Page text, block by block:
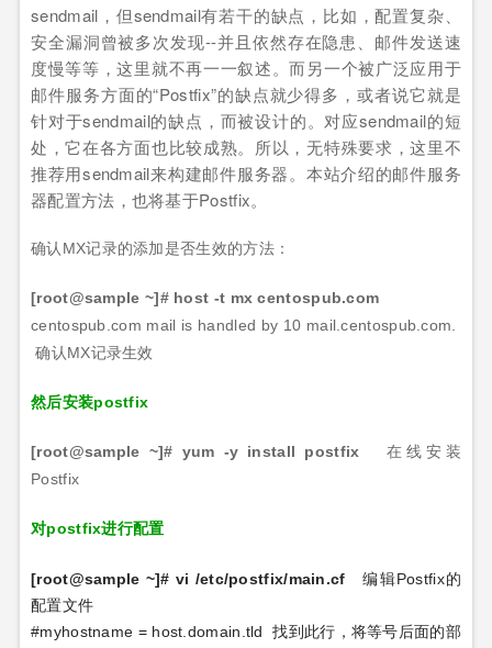
sendmail ，但sendmail有若干的缺点，比如，配置复杂、
安全漏洞曾被多次发现--并且依然存在隐患、邮件发送速
度慢等等，这里就不再一一叙述。而另一个被广泛应用于
邮件服务方面的“Postfix”的缺点就少得多，或者说它就是
针对于sendmail的缺点，而被设计的。对应sendmail的短
处，它在各方面也比较成熟。所以，无特殊要求，这里不
推荐用sendmail来构建邮件服务器。本站介绍的邮件服务
器配置方法，也将基于Postfix。
确认 MX记录的添加是否生效的方法：
[root@sample ~]# host -t mx centospub.com
centospub.com mail is handled by 10 mail.centospub.com.
确认MX记录生效
然后安装postfix
[root@sample ~]# yum -y install postfix
在线安装
Postfix
对postfix进行配置
[root@sample ~]# vi /etc/postfix/main.cf 编辑Postfix的
配置文件
#myhostname = host.domain.tld
找到此行，将等号后面的部